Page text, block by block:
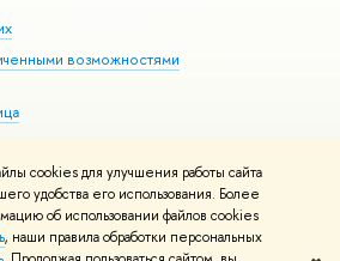
cookies для улучшения работы сайта
удобства его использования. Более
об использовании файлов cookies
, наши правила обработки персональных
возможностями